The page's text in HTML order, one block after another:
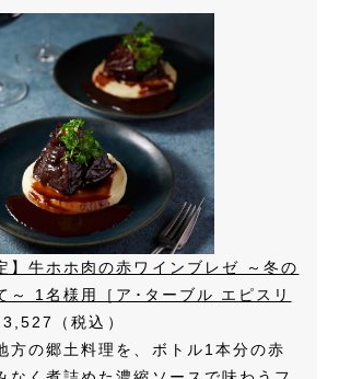
】牛ホホ肉の赤ワインブレゼ ～冬の
～ 1名様用［ア･ターブル エピスリ
3,527（税込）
方の郷土料理を、ボトル1本分の赤